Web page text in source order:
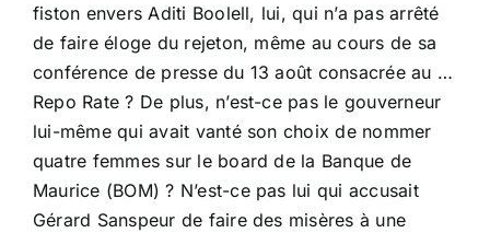
fiston envers Aditi Boolell, lui, qui n’a pas arrêté
de faire éloge du rejeton, même au cours de sa
conférence de presse du 13 août consacrée au …
Repo Rate ? De plus, n’est-ce pas le gouverneur
lui-même qui avait vanté son choix de nommer
quatre femmes sur le board de la Banque de
Maurice (BOM) ? N’est-ce pas lui qui accusait
Gérard Sanspeur de faire des misères à une